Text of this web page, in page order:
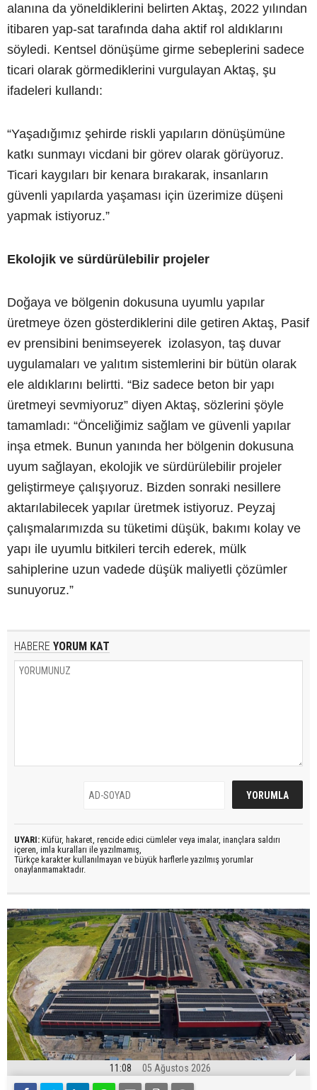
alanına da yöneldiklerini belirten Aktaş, 2022 yılından
itibaren yap-sat tarafında daha aktif rol aldıklarını
söyledi. Kentsel dönüşüme girme sebeplerini sadece
ticari olarak görmediklerini vurgulayan Aktaş, şu
ifadeleri kullandı:
“Yaşadığımız şehirde riskli yapıların dönüşümüne
katkı sunmayı vicdani bir görev olarak görüyoruz.
Ticari kaygıları bir kenara bırakarak, insanların
güvenli yapılarda yaşaması için üzerimize düşeni
yapmak istiyoruz.”
Ekolojik ve sürdürülebilir projeler
Doğaya ve bölgenin dokusuna uyumlu yapılar
üretmeye özen gösterdiklerini dile getiren Aktaş, Pasif
ev prensibini benimseyerek izolasyon, taş duvar
uygulamaları ve yalıtım sistemlerini bir bütün olarak
ele aldıklarını belirtti. “Biz sadece beton bir yapı
üretmeyi sevmiyoruz” diyen Aktaş, sözlerini şöyle
tamamladı: “Önceliğimiz sağlam ve güvenli yapılar
inşa etmek. Bunun yanında her bölgenin dokusuna
uyum sağlayan, ekolojik ve sürdürülebilir projeler
geliştirmeye çalışıyoruz. Bizden sonraki nesillere
aktarılabilecek yapılar üretmek istiyoruz. Peyzaj
çalışmalarımızda su tüketimi düşük, bakımı kolay ve
yapı ile uyumlu bitkileri tercih ederek, mülk
sahiplerine uzun vadede düşük maliyetli çözümler
sunuyoruz.”
HABERE YORUM KAT
UYARI: Küfür, hakaret, rencide edici cümleler veya imalar, inançlara saldırı
içeren, imla kuralları ile yazılmamış,
Türkçe karakter kullanılmayan ve büyük harflerle yazılmış yorumlar
onaylanmamaktadır.
11:08 05 Ağustos 2026